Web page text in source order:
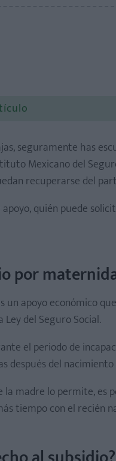
seguramente has
Mexicano del
recuperarse del
quién puede
por
un apoyo económico
del Seguro Social.
el periodo de
después del
la madre lo permite,
tiempo con el recién